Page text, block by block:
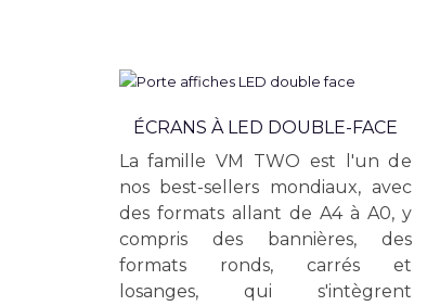
ÉCRANS À LED DOUBLE-FACE
La famille VM TWO est l'un de
nos best-sellers mondiaux, avec
des formats allant de A4 à A0, y
compris des bannières, des
formats ronds, carrés et
losanges, qui s'intègrent